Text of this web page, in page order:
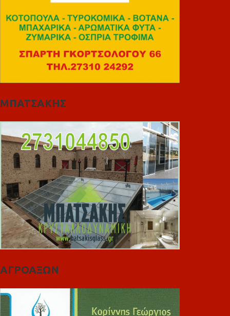
ΜΠΑΤΣΑΚΗΣ
ΑΓΡΟΑΞΩΝ